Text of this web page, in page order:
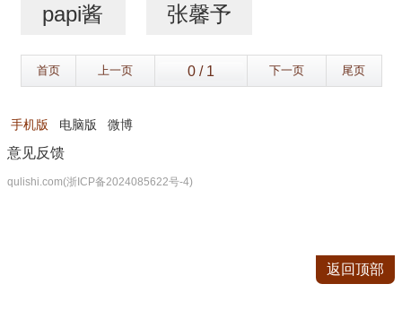
papi酱 张馨予
首页 上一页 下一页 尾页
手机版 电脑版 微博
意见反馈
qulishi.com(浙ICP备2024085622号-4)
返回顶部